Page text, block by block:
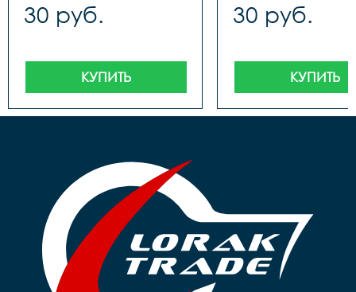
30 руб.
КУПИТЬ
30 руб.
КУПИТЬ